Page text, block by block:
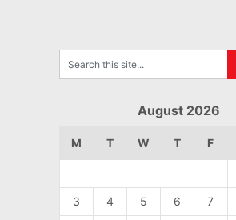
August 2026
M T W T F
3 4 5 6 7